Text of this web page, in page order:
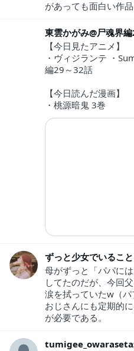
があっても面白い作
東雲かがみ@尸魂界
【今日見たアニメ】
・ヴィジランテ ・
編29～32話
【今日読んだ漫画】
・桃源暗鬼 3巻
ずっと少女でいること
母がずっと「パパに
してたのだが、今回
涙を拭っていたw（
おじさんにも定期的
が必要である。